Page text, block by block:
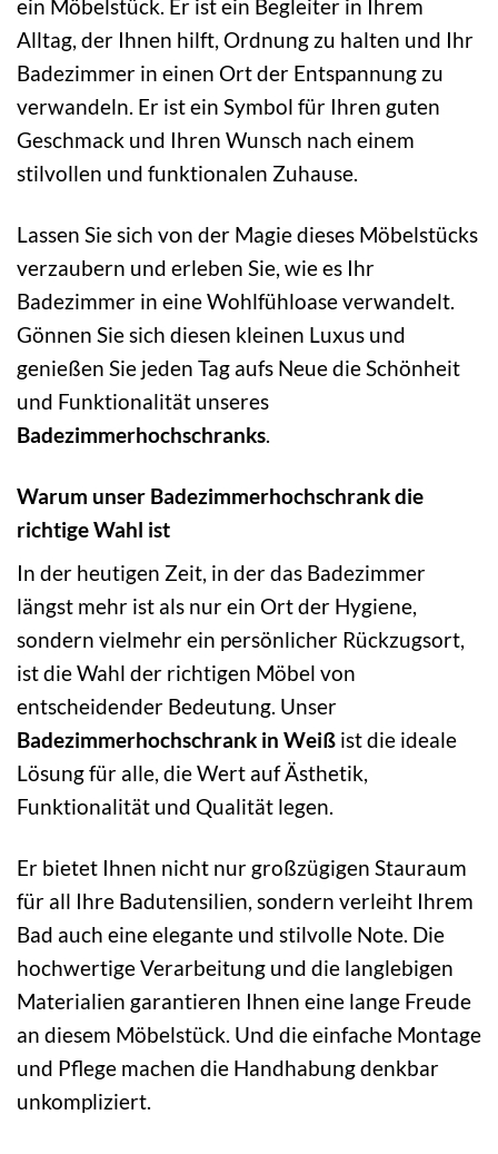
ein Möbelstück. Er ist ein Begleiter in Ihrem
Alltag, der Ihnen hilft, Ordnung zu halten und Ihr
Badezimmer in einen Ort der Entspannung zu
verwandeln. Er ist ein Symbol für Ihren guten
Geschmack und Ihren Wunsch nach einem
stilvollen und funktionalen Zuhause.
Lassen Sie sich von der Magie dieses Möbelstücks
verzaubern und erleben Sie, wie es Ihr
Badezimmer in eine Wohlfühloase verwandelt.
Gönnen Sie sich diesen kleinen Luxus und
genießen Sie jeden Tag aufs Neue die Schönheit
und Funktionalität unseres
Badezimmerhochschranks.
Warum unser Badezimmerhochschrank die
richtige Wahl ist
In der heutigen Zeit, in der das Badezimmer
längst mehr ist als nur ein Ort der Hygiene,
sondern vielmehr ein persönlicher Rückzugsort,
ist die Wahl der richtigen Möbel von
entscheidender Bedeutung. Unser
Badezimmerhochschrank in Weiß ist die ideale
Lösung für alle, die Wert auf Ästhetik,
Funktionalität und Qualität legen.
Er bietet Ihnen nicht nur großzügigen Stauraum
für all Ihre Badutensilien, sondern verleiht Ihrem
Bad auch eine elegante und stilvolle Note. Die
hochwertige Verarbeitung und die langlebigen
Materialien garantieren Ihnen eine lange Freude
an diesem Möbelstück. Und die einfache Montage
und Pflege machen die Handhabung denkbar
unkompliziert.